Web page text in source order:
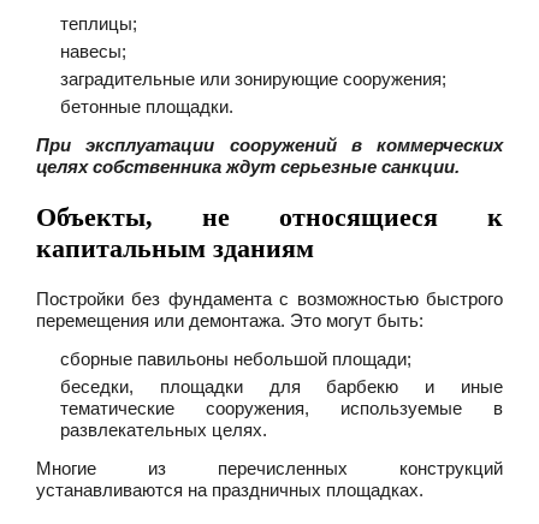
теплицы;
навесы;
заградительные или зонирующие сооружения;
бетонные площадки.
При эксплуатации сооружений в коммерческих
целях собственника ждут серьезные санкции.
Объекты, не относящиеся к
капитальным зданиям
Постройки без фундамента с возможностью быстрого
перемещения или демонтажа. Это могут быть:
сборные павильоны небольшой площади;
беседки, площадки для барбекю и иные
тематические сооружения, используемые в
развлекательных целях.
Многие из перечисленных конструкций
устанавливаются на праздничных площадках.